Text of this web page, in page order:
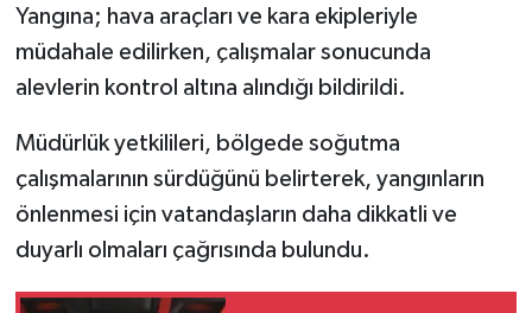
Yangına; hava araçları ve kara ekipleriyle
müdahale edilirken, çalışmalar sonucunda
alevlerin kontrol altına alındığı bildirildi.
Müdürlük yetkilileri, bölgede soğutma
çalışmalarının sürdüğünü belirterek, yangınların
önlenmesi için vatandaşların daha dikkatli ve
duyarlı olmaları çağrısında bulundu.